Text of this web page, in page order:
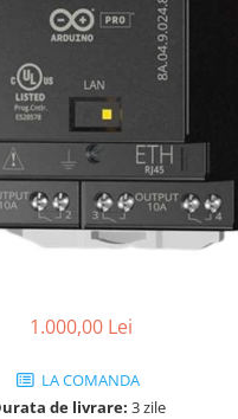
1.000,00 Lei
LA COMANDA
de livrare: 3 zile